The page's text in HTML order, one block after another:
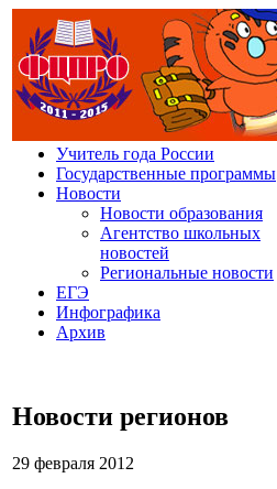
Учитель года России
Государственные программы
Новости
Новости образования
Агентство школьных
новостей
Региональные новости
ЕГЭ
Инфографика
Архив
Новости регионов
29 февраля 2012